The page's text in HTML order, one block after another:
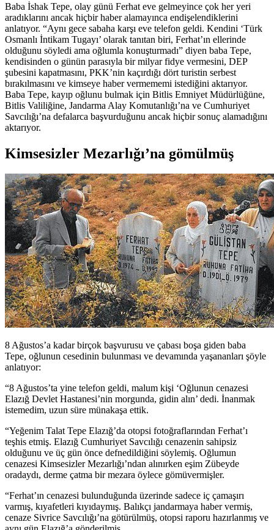
Baba İshak Tepe, olay günü Ferhat eve gelmeyince çok her yeri
aradıklarını ancak hiçbir haber alamayınca endişelendiklerini
anlatıyor. “Aynı gece sabaha karşı eve telefon geldi. Kendini ‘Türk
Osmanlı İntikam Tugayı’ olarak tanıtan biri, Ferhat’ın ellerinde
olduğunu söyledi ama oğlumla konuşturmadı” diyen baba Tepe,
kendisinden o günün parasıyla bir milyar fidye vermesini, DEP
şubesini kapatmasını, PKK’nin kaçırdığı dört turistin serbest
bırakılmasını ve kimseye haber vermememi istediğini aktarıyor.
Baba Tepe, kayıp oğlunu bulmak için Bitlis Emniyet Müdürlüğüne,
Bitlis Valiliğine, Jandarma Alay Komutanlığı’na ve Cumhuriyet
Savcılığı’na defalarca başvurduğunu ancak hiçbir sonuç alamadığını
aktarıyor.
Kimsesizler Mezarlığı’na gömülmüş
8 Ağustos’a kadar birçok başvurusu ve çabası boşa giden baba
Tepe, oğlunun cesedinin bulunması ve devamında yaşananları şöyle
anlatıyor:
“8 Ağustos’ta yine telefon geldi, malum kişi ‘Oğlunun cenazesi
Elazığ Devlet Hastanesi’nin morgunda, gidin alın’ dedi. İnanmak
istemedim, uzun süre münakaşa ettik.
“Yeğenim Talat Tepe Elazığ’da otopsi fotoğraflarından Ferhat’ı
teşhis etmiş. Elazığ Cumhuriyet Savcılığı cenazenin sahipsiz
olduğunu ve üç gün önce defnedildiğini söylemiş. Oğlumun
cenazesi Kimsesizler Mezarlığı’ndan alınırken eşim Zübeyde
oradaydı, derme çatma bir mezara öylece gömüvermişler.
“Ferhat’ın cenazesi bulunduğunda üzerinde sadece iç çamaşırı
varmış, kıyafetleri kıyıdaymış. Balıkçı jandarmaya haber vermiş,
cenaze Sivrice Savcılığı’na götürülmüş, otopsi raporu hazırlanmış ve